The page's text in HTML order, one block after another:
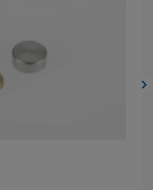
